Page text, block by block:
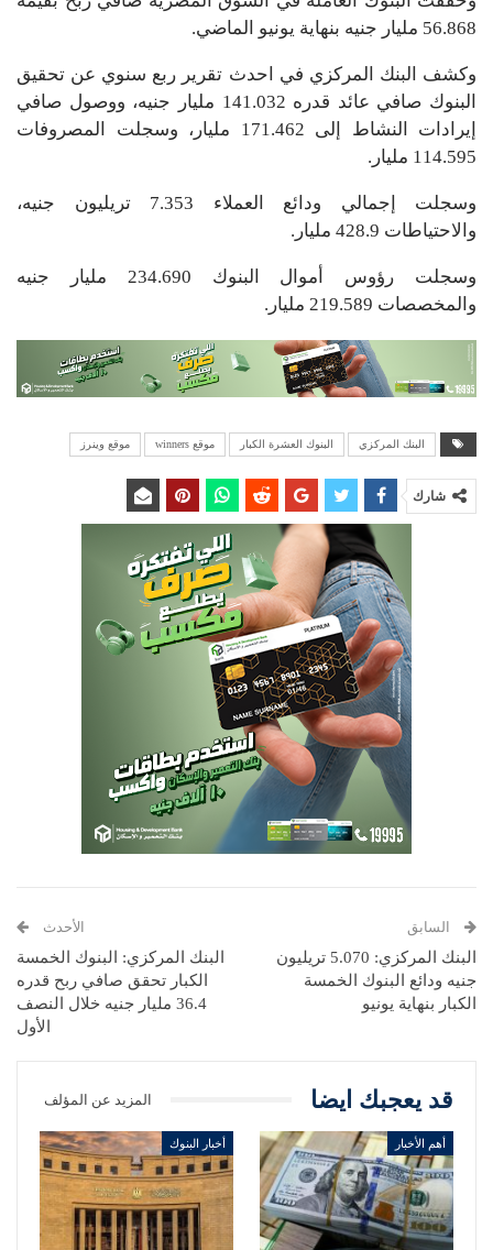
56.868 مليار جنيه بنهاية يونيو الماضي.
وكشف البنك المركزي في احدث تقرير ربع سنوي عن تحقيق
البنوك صافي عائد قدره 141.032 مليار جنيه، ووصول صافي
إيرادات النشاط إلى 171.462 مليار، وسجلت المصروفات
114.595 مليار.
وسجلت إجمالي ودائع العملاء 7.353 تريليون جنيه،
والاحتياطات 428.9 مليار.
وسجلت رؤوس أموال البنوك 234.690 مليار جنيه
والمخصصات 219.589 مليار.
البنك المركزي البنوك العشرة الكبار موقع winners موقع وينرز
شارك
السابق
البنك المركزي: 5.070 تريليون
جنيه ودائع البنوك الخمسة
الكبار بنهاية يونيو
الأحدث
البنك المركزي: البنوك الخمسة
الكبار تحقق صافي ربح قدره
36.4 مليار جنيه خلال النصف
الأول
قد يعجبك ايضا المزيد عن المؤلف
أهم الأخبار أخبار البنوك